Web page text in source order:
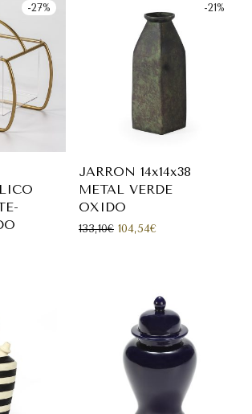
-27%
era: 295,24€.
actual es: 215,99€.
-21%
JARRON 14x14x38
METAL VERDE
OXIDO
133,10€ El precio original era:
104,54€El precio actual